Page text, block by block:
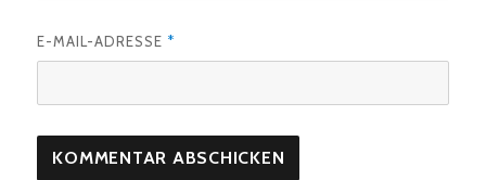
E-MAIL-ADRESSE *